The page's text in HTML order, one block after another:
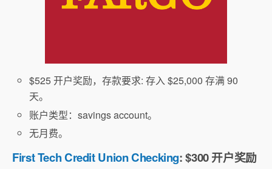
$525 开户奖励，存款要求: 存入 $25,000 存满 90
天。
账户类型：savings account。
无月费。
First Tech Credit Union Checking: $300 开户奖励